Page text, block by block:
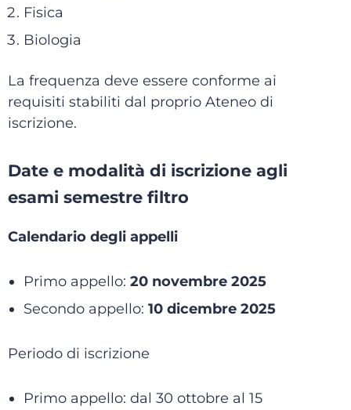
Fisica
Biologia
La frequenza deve essere conforme ai
requisiti stabiliti dal proprio Ateneo di
iscrizione.
Date e modalità di iscrizione agli
esami semestre filtro
Calendario degli appelli
Primo appello: 20 novembre 2025
Secondo appello: 10 dicembre 2025
Periodo di iscrizione
Primo appello: dal 30 ottobre al 15